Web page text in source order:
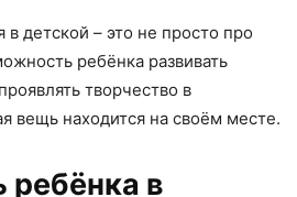
в детской – это не просто про
ребёнка развивать
творчество в
вещь находится на своём месте.
ребёнка в